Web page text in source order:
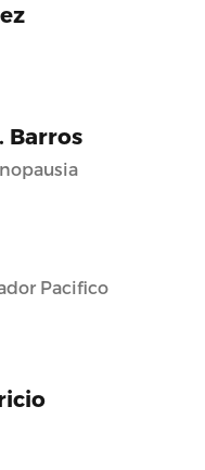
Barros
Pacifico